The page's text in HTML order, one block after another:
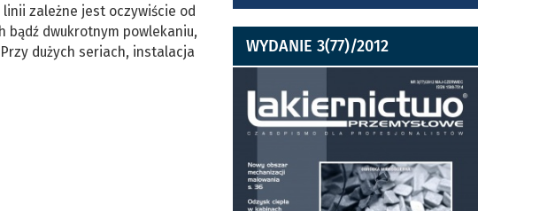
zależne jest oczywiście od
dwukrotnym powlekaniu,
dużych seriach, instalacja
WYDANIE 3(77)/2012